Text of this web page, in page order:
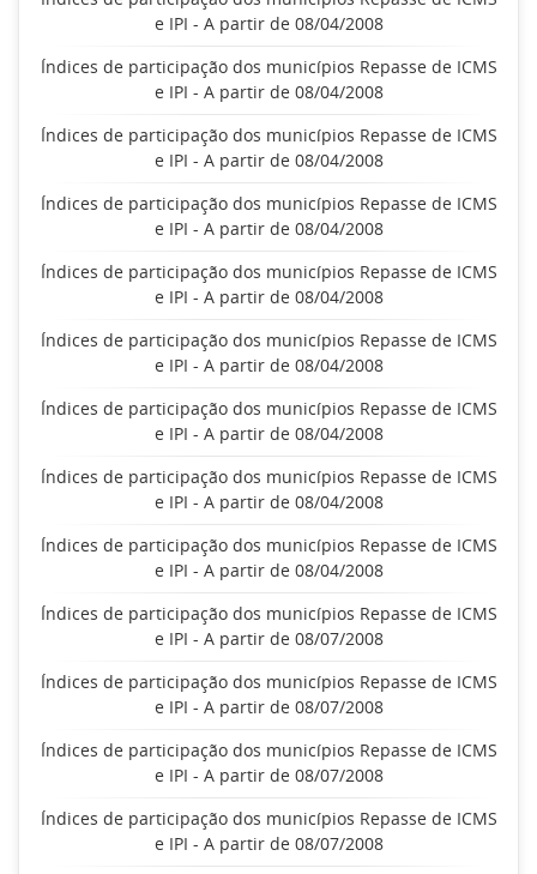
e IPI - A partir de 08/04/2008
Índices de participação dos municípios Repasse de ICMS
e IPI - A partir de 08/04/2008
Índices de participação dos municípios Repasse de ICMS
e IPI - A partir de 08/04/2008
Índices de participação dos municípios Repasse de ICMS
e IPI - A partir de 08/04/2008
Índices de participação dos municípios Repasse de ICMS
e IPI - A partir de 08/04/2008
Índices de participação dos municípios Repasse de ICMS
e IPI - A partir de 08/04/2008
Índices de participação dos municípios Repasse de ICMS
e IPI - A partir de 08/04/2008
Índices de participação dos municípios Repasse de ICMS
e IPI - A partir de 08/04/2008
Índices de participação dos municípios Repasse de ICMS
e IPI - A partir de 08/04/2008
Índices de participação dos municípios Repasse de ICMS
e IPI - A partir de 08/07/2008
Índices de participação dos municípios Repasse de ICMS
e IPI - A partir de 08/07/2008
Índices de participação dos municípios Repasse de ICMS
e IPI - A partir de 08/07/2008
Índices de participação dos municípios Repasse de ICMS
e IPI - A partir de 08/07/2008